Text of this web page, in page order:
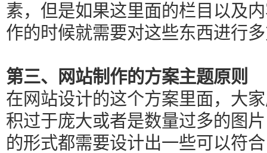
素，但是如果这里面的栏目以及
作的时候就需要对这些东西进行
第三、网站制作的方案主题原则
在网站设计的这个方案里面，大
积过于庞大或者是数量过多的图
的形式都需要设计出一些可以符